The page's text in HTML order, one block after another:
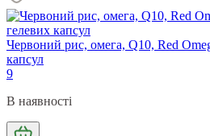
Червоний рис, омега, Q10, Red
капсул
9
В наявності